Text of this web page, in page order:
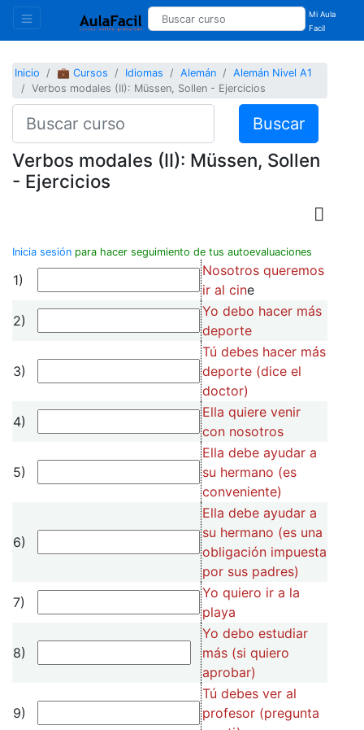
Mi Aula
Facil
Inicio 💼 Cursos Idiomas Alemán
Alemán Nivel A1
Verbos modales (II): Müssen, Sollen - Ejercicios
Buscar
Verbos modales (II): Müssen, Sollen
- Ejercicios
Inicia sesión para hacer seguimiento de tus autoevaluaciones
1)
Nosotros queremos
ir al cine
2)
Yo debo hacer más
deporte
3)
Tú debes hacer más
deporte (dice el
doctor)
4)
Ella quiere venir
con nosotros
5)
Ella debe ayudar a
su hermano (es
conveniente)
6)
Ella debe ayudar a
su hermano (es una
obligación impuesta
por sus padres)
7)
Yo quiero ir a la
playa
8)
Yo debo estudiar
más (si quiero
aprobar)
9)
Tú debes ver al
profesor (pregunta